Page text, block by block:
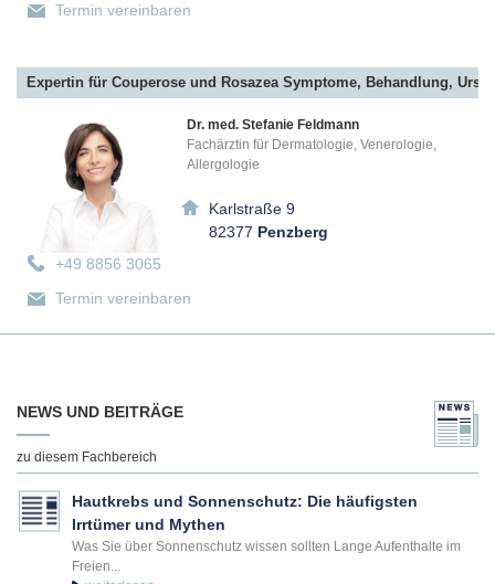
Termin vereinbaren
Expertin für Couperose und Rosazea Symptome, Behandlung,
Dr. med. Stefanie Feldmann
Fachärztin für Dermatologie, Venerologie,
Allergologie
Karlstraße 9
82377 Penzberg
+49 8856 3065
Termin vereinbaren
NEWS UND BEITRÄGE
zu diesem Fachbereich
Hautkrebs und Sonnenschutz: Die häufigsten
Irrtümer und Mythen
Was Sie über Sonnenschutz wissen sollten Lange Aufenthalte im
Freien...